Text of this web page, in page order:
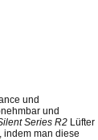
und
und
Series R2 Lüfter
indem man diese